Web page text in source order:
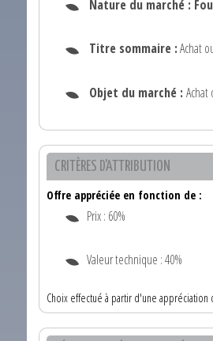
Nature du marché :
Titre sommaire :Achat
Objet du marché :
CRITÈRES D'ATTRIBUTION
Offre appréciée en fonction de :
Prix : 60%
Valeur technique : 40%
Choix effectué à partir d'une